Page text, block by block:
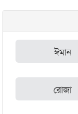
ঈমান
রোজা